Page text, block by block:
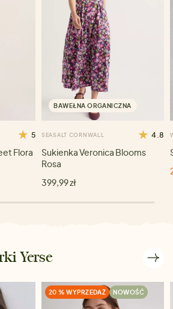
5
Flora
BAWEŁNA ORGANICZNA
SEASALT CORNWALL 4.8
Sukienka Veronica Blooms
Rosa
399,99 zł
Yerse
20 % WYPRZEDAŻ NOWOŚĆ